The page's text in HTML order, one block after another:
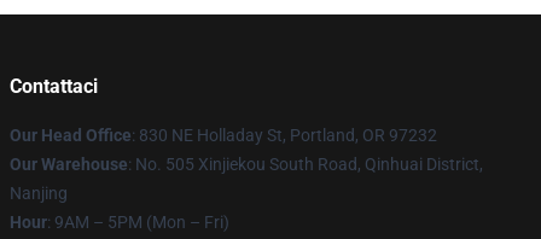
Contattaci
Our Head Office: 830 NE Holladay St, Portland, OR 97232
Our Warehouse: No. 505 Xinjiekou South Road, Qinhuai District,
Nanjing
Hour: 9AM – 5PM (Mon – Fri)